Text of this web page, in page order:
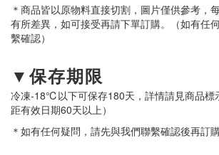
＊商品皆以原物料直接切割，圖片僅供參考，
有所差異，如可接受再請下單訂購。（如有任
繫確認）
▼保存期限
冷凍-18℃以下可保存180天，詳情請見商品標
距有效日期60天以上）
＊如有任何疑問，請先與我們聯繫確認後再訂